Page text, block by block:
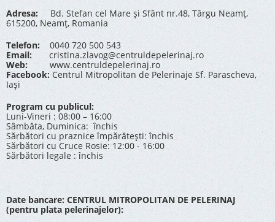
Adresa: Bd. Stefan cel Mare și Sfânt nr.48, Târgu Neamț,
615200, Neamț, Romania
Telefon: 0040 720 500 543
Email:
cristina.zlavog@centruldepelerinaj.ro
Web:
www.centruldepelerinaj.ro
Facebook: Centrul Mitropolitan de Pelerinaje Sf. Parascheva,
Iași
Program cu publicul:
Luni-Vineri : 08:00 – 16:00
Sâmbăta, Duminica: închis
Sărbători cu praznice împărătești: închis
Sărbători cu Cruce Rosie: 12:00 - 16:00
Sărbători legale : închis
Date bancare: CENTRUL MITROPOLITAN DE PELERINAJ
(pentru plata pelerinajelor):